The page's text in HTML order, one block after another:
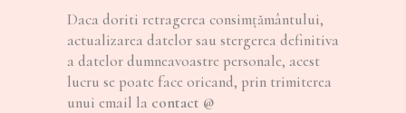
Daca doriti retragerea consimţământului,
actualizarea datelor sau stergerea definitiva
a datelor dumneavoastre personale, acest
lucru se poate face oricand, prin trimiterea
unui email la contact @